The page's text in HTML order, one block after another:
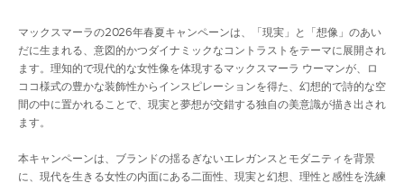
マックスマーラの2026年春夏キャンペーンは、「現実」と「想像」のあい
だに生まれる、意図的かつダイナミックなコントラストをテーマに展開され
ます。理知的で現代的な女性像を体現するマックスマーラ ウーマンが、ロ
ココ様式の豊かな装飾性からインスピレーションを得た、幻想的で詩的な空
間の中に置かれることで、現実と夢想が交錯する独自の美意識が描き出され
ます。
本キャンペーンは、ブランドの揺るぎないエレガンスとモダニティを背景
に、現代を生きる女性の内面にある二面性、現実と幻想、理性と感性を洗練